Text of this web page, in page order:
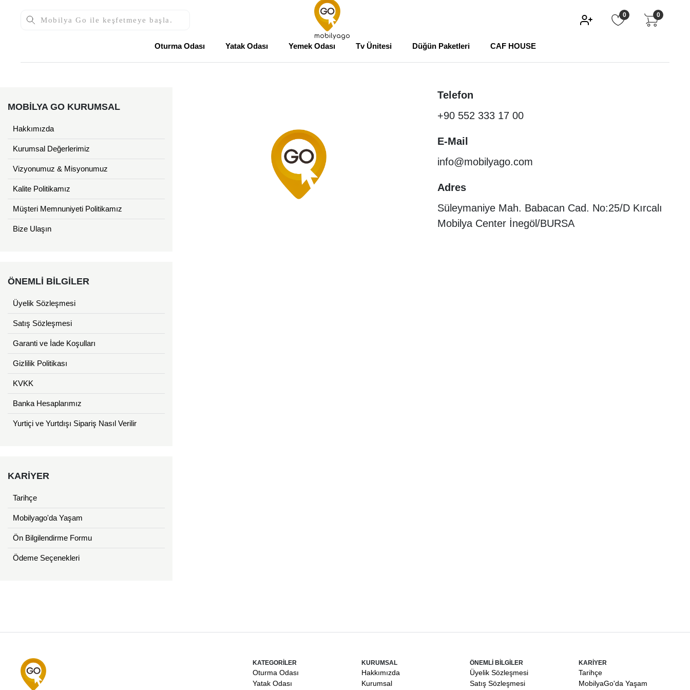
mobilyago
0 0
Oturma Odası Yatak Odası Yemek Odası Tv Ünitesi Düğün Paketleri CAF HOUSE
MOBİLYA GO KURUMSAL
Hakkımızda
Kurumsal Değerlerimiz
Vizyonumuz & Misyonumuz
Kalite Politikamız
Müşteri Memnuniyeti Politikamız
Bize Ulaşın
ÖNEMLİ BİLGİLER
Üyelik Sözleşmesi
Satış Sözleşmesi
Garanti ve İade Koşulları
Gizlilik Politikası
KVKK
Banka Hesaplarımız
Yurtiçi ve Yurtdışı Sipariş Nasıl Verilir
KARİYER
Tarihçe
Mobilyago'da Yaşam
Ön Bilgilendirme Formu
Ödeme Seçenekleri
Telefon
+90 552 333 17 00
E-Mail
info@mobilyago.com
Adres
Süleymaniye Mah. Babacan Cad. No:25/D Kırcalı
Mobilya Center İnegöl/BURSA
KATEGORİLER
Oturma Odası
Yatak Odası
KURUMSAL
Hakkımızda
Kurumsal
ÖNEMLİ BİLGİLER
Üyelik Sözleşmesi
Satış Sözleşmesi
KARİYER
Tarihçe
MobilyaGo'da Yaşam